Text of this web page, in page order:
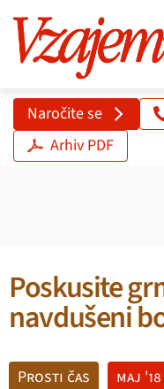
Naročite se
Arhiv PDF
Poskusite
navdušeni
Prosti čas maj '18